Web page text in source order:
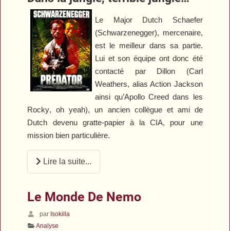
Le Major Dutch Schaefer
(Schwarzenegger), mercenaire,
est le meilleur dans sa partie.
Lui et son équipe ont donc été
contacté par Dillon (Carl
Weathers, alias Action Jackson
ainsi qu’Apollo Creed dans les
Rocky, oh yeah), un ancien collègue et ami de
Dutch devenu gratte-papier à la CIA, pour une
mission bien particulière.
Lire la suite...
Le Monde De Nemo
par Isokilla
Analyse